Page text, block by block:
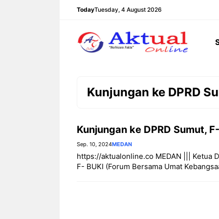
TodayTuesday, 4 August 2026
Kunjungan ke DPRD
Kunjungan ke DPRD Sumut,
Sep. 10, 2024MEDAN
https://aktualonline.co MEDAN ||| Ketua
F- BUKI (Forum Bersama Umat